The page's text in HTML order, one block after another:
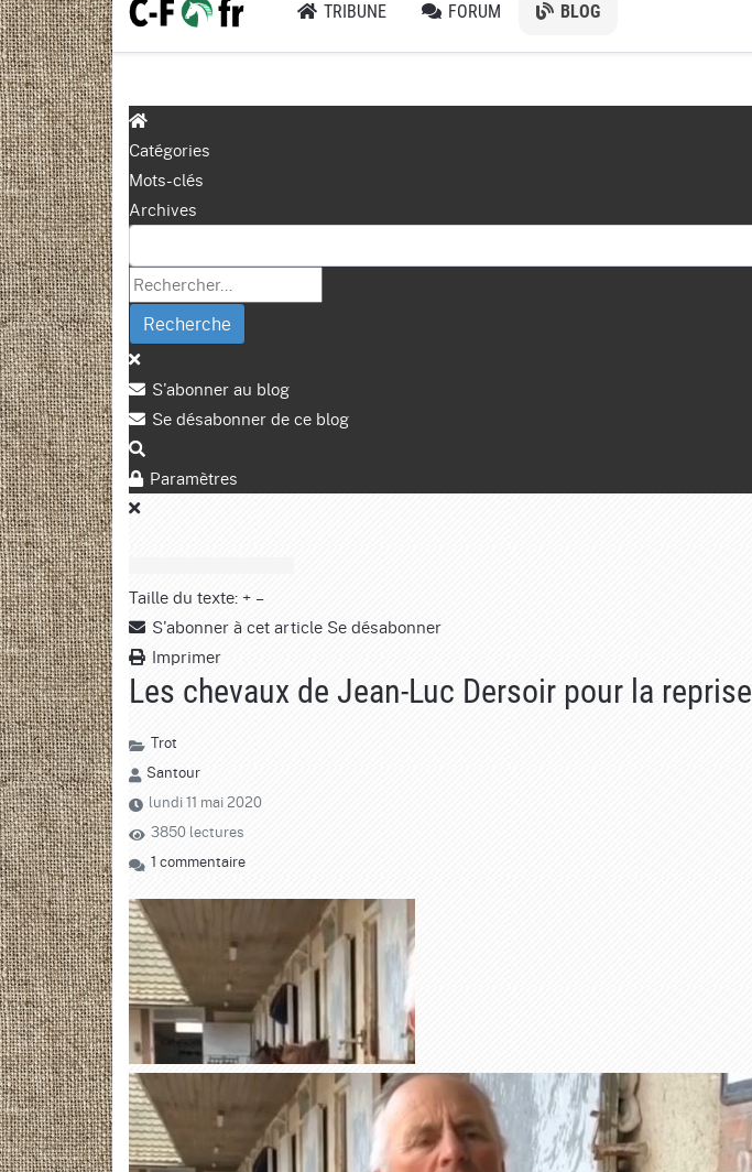
TRIBUNE FORUM BLOG
Catégories
Mots-clés
Archives
Recherche
S'abonner au blog
Se désabonner de ce blog
Paramètres
Taille du texte: + –
S'abonner à cet article Se désabonner
Imprimer
Les chevaux de Jean-Luc Dersoir pour la reprise
Trot
Santour
lundi 11 mai 2020
3850 lectures
1 commentaire